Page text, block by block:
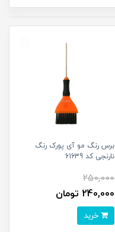
برس رنگ مو آی پورک رنگ
نارنجی کد 61639
250,000
240,000 تومان